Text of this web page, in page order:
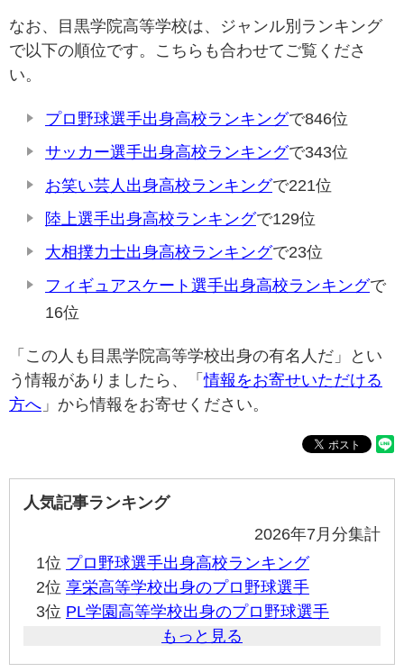
なお、目黒学院高等学校は、ジャンル別ランキング
で以下の順位です。こちらも合わせてご覧くださ
い。
プロ野球選手出身高校ランキングで846位
サッカー選手出身高校ランキングで343位
お笑い芸人出身高校ランキングで221位
陸上選手出身高校ランキングで129位
大相撲力士出身高校ランキングで23位
フィギュアスケート選手出身高校ランキングで
16位
「この人も目黒学院高等学校出身の有名人だ」とい
う情報がありましたら、「情報をお寄せいただける
方へ 」から情報をお寄せください。
人気記事ランキング
2026年7月分集計
1位 プロ野球選手出身高校ランキング
2位 享栄高等学校出身のプロ野球選手
3位 PL学園高等学校出身のプロ野球選手
もっと見る